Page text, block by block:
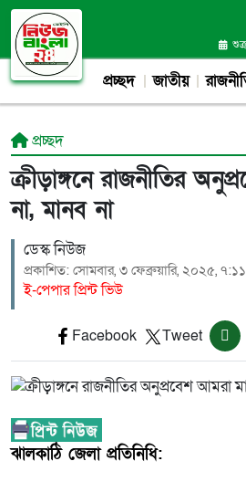
প্রচ্ছদ জাতীয়
প্রচ্ছদ
ক্রীড়াঙ্গনে রাজনীতির
না, মানব না
ডেস্ক নিউজ
প্রকাশিত: সোমবার, ৩ ফেব্রুয়ারি, ২০২৫,
ই-পেপার প্রিন্ট ভিউ
Facebook Tweet
ঝালকাঠি জেলা প্রতিনিধি: